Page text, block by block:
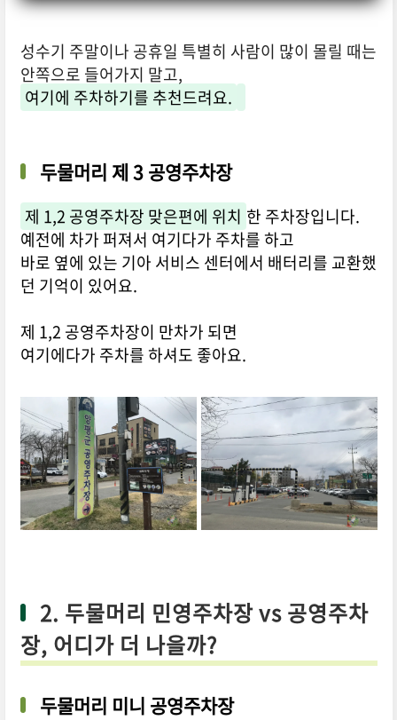
성수기 주말이나 공휴일 특별히 사람이 많이 몰릴 때는
안쪽으로 들어가지 말고,
여기에 주차하기를 추천드려요.
두물머리 제 3 공영주차장
제 1,2 공영주차장 맞은편에 위치 한 주차장입니다.
예전에 차가 퍼져서 여기다가 주차를 하고
바로 옆에 있는 기아 서비스 센터에서 배터리를 교환했
던 기억이 있어요.
제 1,2 공영주차장이 만차가 되면
여기에다가 주차를 하셔도 좋아요.
2. 두물머리 민영주차장 vs 공영주차
장, 어디가 더 나을까?
두물머리 미니 공영주차장